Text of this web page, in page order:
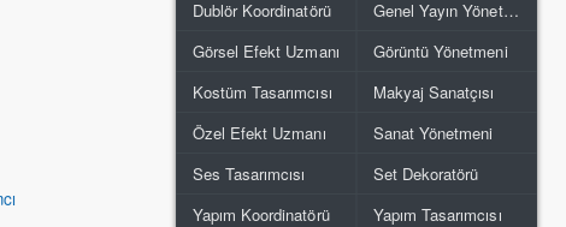
Dublör Koordinatörü
Genel Yayın Yönetmeni
Görsel Efekt Uzmanı
Görüntü Yönetmeni
Kostüm Tasarımcısı
Makyaj Sanatçısı
Özel Efekt Uzmanı
Sanat Yönetmeni
Ses Tasarımcısı
Set Dekoratörü
Yapım Koordinatörü
Yapım Tasarımcısı